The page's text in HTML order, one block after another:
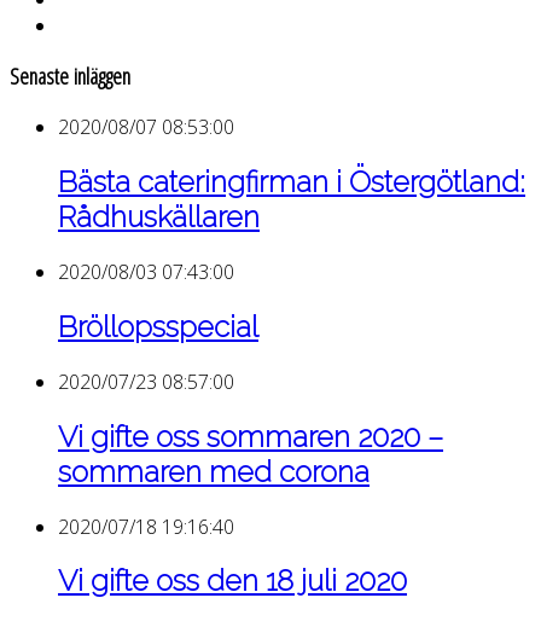
Senaste inläggen
2020/08/07 08:53:00
Bästa cateringfirman i Östergötland:
Rådhuskällaren
2020/08/03 07:43:00
Bröllopsspecial
2020/07/23 08:57:00
Vi gifte oss sommaren 2020 –
sommaren med corona
2020/07/18 19:16:40
Vi gifte oss den 18 juli 2020